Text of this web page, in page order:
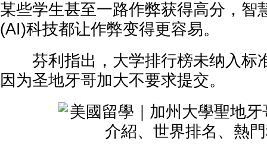
某些学生甚至一路作弊获得高分，智
(AI)科技都让作弊变得更容易。
芬利指出，大学排行榜未纳入标
因为圣地牙哥加大不要求提交。